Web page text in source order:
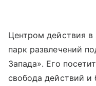
Центром действия в
парк развлечений
Запада». Его
свобода действий и